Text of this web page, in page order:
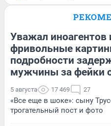
Уважал
фривольные
подробности
мужчины за фейки
5 августа 17 469 27
«Все еще в шоке»: сыну
трогательный пост и фото